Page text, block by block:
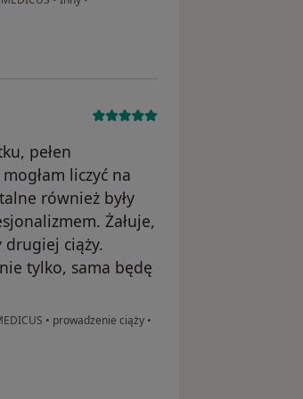
Określenie
biometrii i
można w każdym
20 a 28 tygodniem
części ciała płodu
- płodowych.
pełen
liczyć na
również były
Żałuje,
ciąży.
tylko, sama będę
• prowadzenie ciąży •